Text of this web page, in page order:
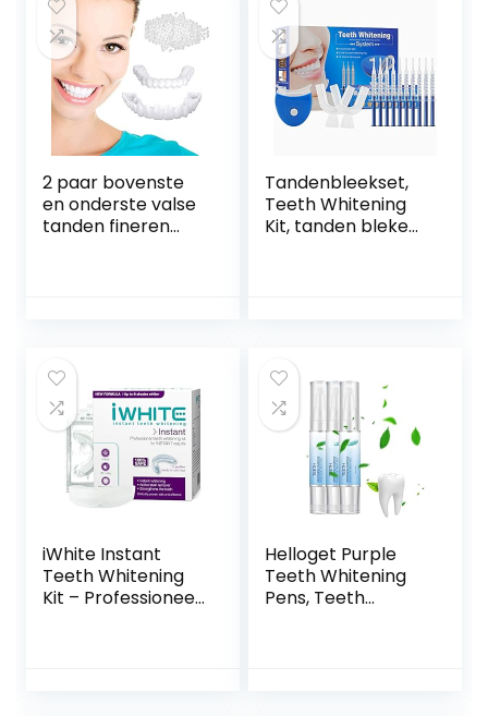
2 paar bovenste
en onderste valse
tanden fineren
Kunstgebit Instant
Perfect Smile
fineren Tand
reparatie kit
Tandenbleekset,
Teeth Whitening
Kit, tanden bleken,
theevlekken te
verbeteren
iWhite Instant
Teeth Whitening
Kit – Professioneel
Helloget Purple
Teeth Whitening
Pens, Teeth